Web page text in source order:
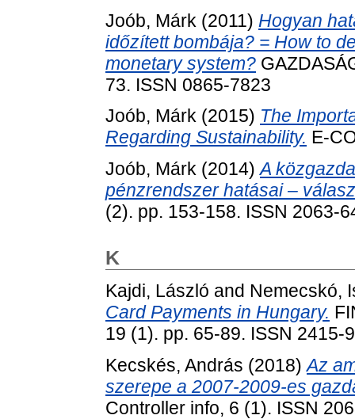
Joób, Márk (2011) Hogyan
időzített bombája? = How to
monetary system?
73. ISSN 0865-7823
Joób, Márk (2015) The
Regarding Sustainability. E-
Joób, Márk (2014)A
pénzrendszer hatásai –
(2). pp. 153-158. ISSN 2063-
K
Kajdi, László and Nemecskó,
Card Payments in Hungary.
19 (1). pp. 65-89. ISSN
Kecskés, András (2018)Az
szerepe a 2007-2009-es
Controller info, 6 (1). ISSN